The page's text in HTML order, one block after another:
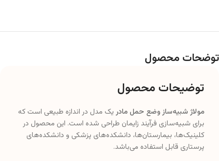
توضحات محصول
توضیحات محصول
مولاژ شبیه‌ساز وضع حمل مادریک مدل در اندازه طبیعی است که
برای شبیه‌سازی فرآیند زایمان طراحی شده است. این محصول در
کلینیک‌ها، بیمارستان‌ها، دانشکده‌های پزشکی و دانشکده‌های
پرستاری قابل استفاده می‌باشد.